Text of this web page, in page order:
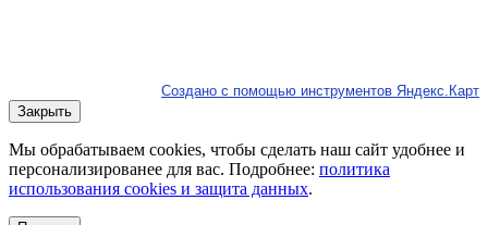
Создано с помощью инструментов Яндекс.Карт
Закрыть
Мы обрабатываем cookies, чтобы сделать наш сайт удобнее и
персонализированее для вас. Подробнее: политика
использования cookies и защита данных.